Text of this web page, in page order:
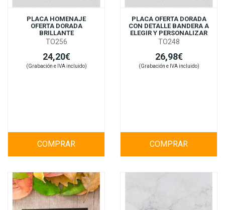
PLACA HOMENAJE
OFERTA DORADA
BRILLANTE
TO256
24,20€
(Grabación e IVA incluido)
COMPRAR
PLACA OFERTA DORADA
CON DETALLE BANDERA A
ELEGIR Y PERSONALIZAR
TO248
26,98€
(Grabación e IVA incluido)
COMPRAR